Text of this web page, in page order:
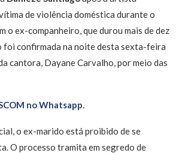
de violência doméstica durante o
o ex-companheiro, que durou mais de dez
foi confirmada na noite desta sexta-feira
cantora, Dayane Carvalho, por meio das
no Whatsapp.
o ex-marido está proibido de se
O processo tramita em segredo de